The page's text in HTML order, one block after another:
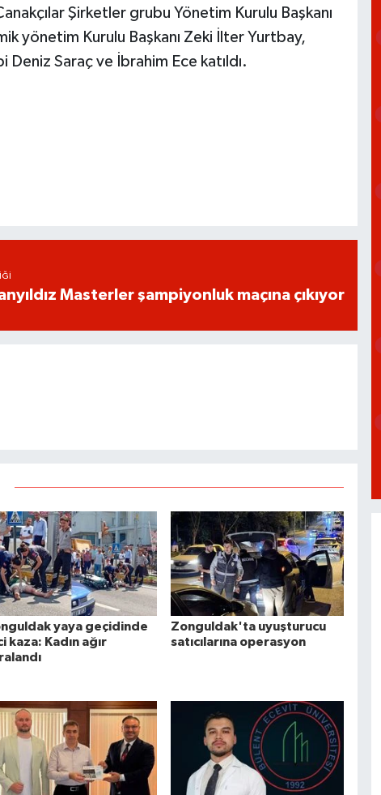
Şirketler grubu Yönetim Kurulu Başkanı
yönetim Kurulu Başkanı Zeki İlter Yurtbay,
Deniz Saraç ve İbrahim Ece katıldı.
Masterler şampiyonluk maçına çıkıyor
yaya geçidinde
kaza: Kadın ağır
Zonguldak'ta uyuşturucu
satıcılarına operasyon